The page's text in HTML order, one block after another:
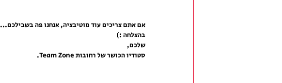
אם אתם צריכים עוד מוטיבציה, אנחנו פה בשבילכם...
בהצלחה :)
שלכם,
סטודיו הכושר של רחובות Team Zone.